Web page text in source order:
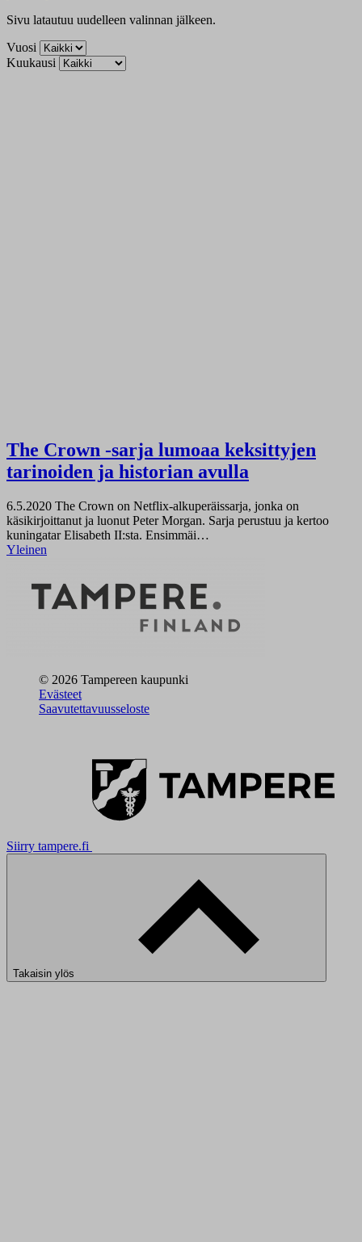
Sivu latautuu uudelleen valinnan jälkeen.
Vuosi
Kuukausi
The Crown -sarja lumoaa keksittyjen
tarinoiden ja historian avulla
6.5.2020 The Crown on Netflix-alkuperäissarja, jonka on
käsikirjoittanut ja luonut Peter Morgan. Sarja perustuu ja kertoo
kuningatar Elisabeth II:sta. Ensimmäi…
Yleinen
© 2026 Tampereen kaupunki
Evästeet
Saavutettavuusseloste
Siirry tampere.fi
Takaisin ylös